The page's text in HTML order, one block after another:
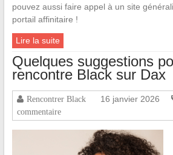
pouvez aussi faire appel à un site
portail affinitaire !
Lire la suite
Quelques suggestions
rencontre Black sur Dax
Rencontrer Black 16 janvier 2026
commentaire